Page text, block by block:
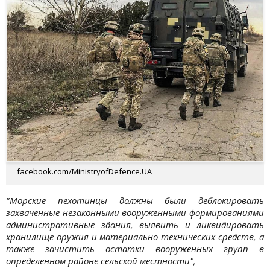
facebook.com/MinistryofDefence.UA
"Морские пехотинцы должны были деблокировать
захваченные незаконными вооруженными формированиями
административные здания, выявить и ликвидировать
хранилище оружия и материально-технических средств, а
также зачистить остатки вооруженных групп в
определенном районе сельской местности",